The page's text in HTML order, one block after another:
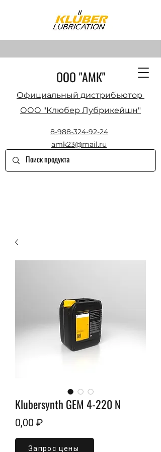
ООО "АМК"
Официальный дистрибьютор
ООО "Клюбер Лубрикейшн"
8-988-324-92-24
amk23@mail.ru
Klubersynth GEM 4-220 N
0,00 ₽Цена
Запрос цены